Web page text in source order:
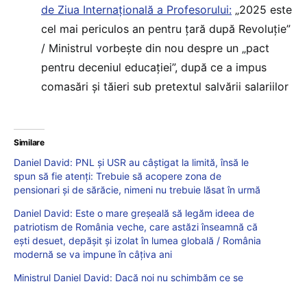
de Ziua Internațională a Profesorului: „2025 este
cel mai periculos an pentru țară după Revoluție”
/ Ministrul vorbește din nou despre un „pact
pentru deceniul educației”, după ce a impus
comasări și tăieri sub pretextul salvării salariilor
Similare
Daniel David: PNL și USR au câștigat la limită, însă le
spun să fie atenți: Trebuie să acopere zona de
pensionari și de sărăcie, nimeni nu trebuie lăsat în urmă
Daniel David: Este o mare greșeală să legăm ideea de
patriotism de România veche, care astăzi înseamnă că
ești desuet, depășit și izolat în lumea globală / România
modernă se va impune în câțiva ani
Ministrul Daniel David: Dacă noi nu schimbăm ce se